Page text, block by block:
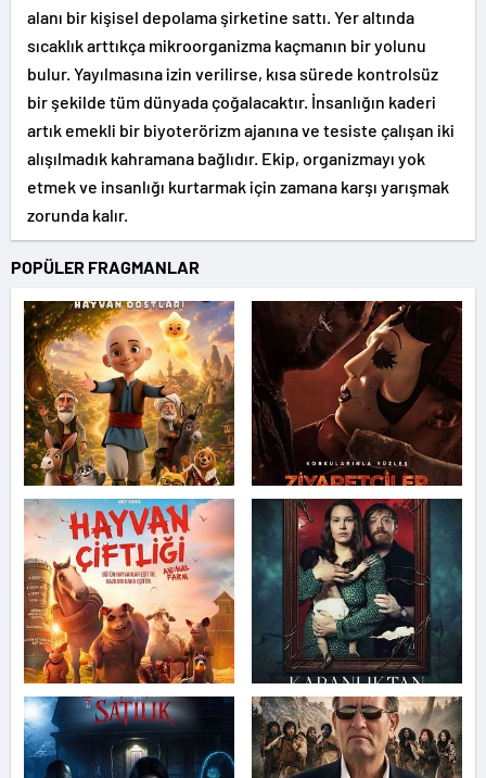
alanı bir kişisel depolama şirketine sattı. Yer altında
sıcaklık arttıkça mikroorganizma kaçmanın bir yolunu
bulur. Yayılmasına izin verilirse, kısa sürede kontrolsüz
bir şekilde tüm dünyada çoğalacaktır. İnsanlığın kaderi
artık emekli bir biyoterörizm ajanına ve tesiste çalışan iki
alışılmadık kahramana bağlıdır. Ekip, organizmayı yok
etmek ve insanlığı kurtarmak için zamana karşı yarışmak
zorunda kalır.
POPÜLER FRAGMANLAR